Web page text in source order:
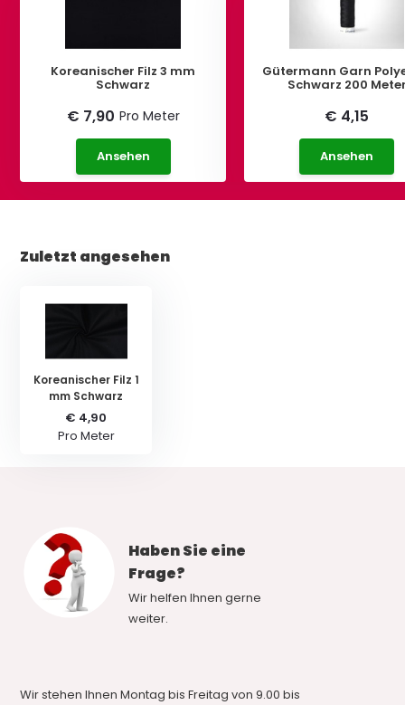
Koreanischer Filz 3 mm
Schwarz
€ 7,90 Pro Meter
Ansehen
Gütermann Garn
Schwarz 200
€ 4,15
Ansehen
Zuletzt angesehen
Koreanischer Filz 1
mm Schwarz
€ 4,90
Pro Meter
Haben Sie eine
Frage?
Wir helfen Ihnen gerne
weiter.
Wir stehen Ihnen Montag bis Freitag von 9.00 bis